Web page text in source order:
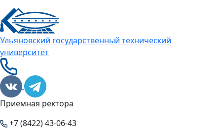
Ульяновский государственный технический
университет
Приемная ректора
+7 (8422) 43-06-43